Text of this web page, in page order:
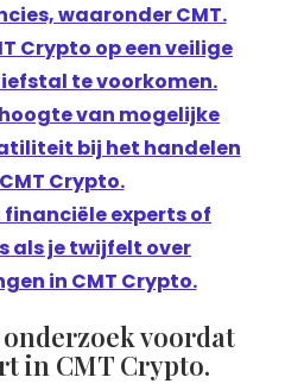
waaronder CMT.
Crypto op een veilige
te voorkomen.
van mogelijke
bij het handelen
Crypto.
experts of
als je twijfelt over
in CMT Crypto.
voordat
in CMT Crypto.